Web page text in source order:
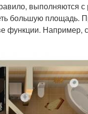
выполняются
большую площадь.
функции. Например,